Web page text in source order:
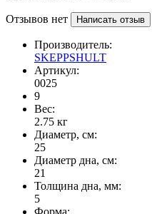
Отзывов нет Написать отзыв
Производитель:
SKEPPSHULT
Артикул:
0025
9
Вес:
2.75 кг
Диаметр, см:
25
Диаметр дна, см:
21
Толщина дна, мм:
5